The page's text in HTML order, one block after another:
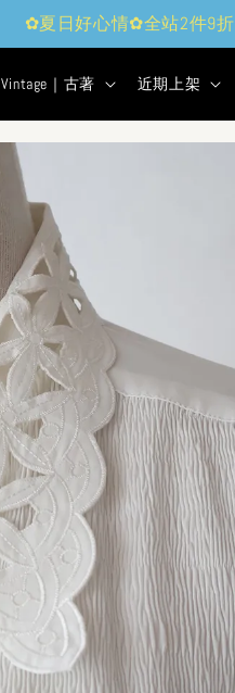
✿夏日好心情✿全站2件9折
Vintage｜古著 近期上架